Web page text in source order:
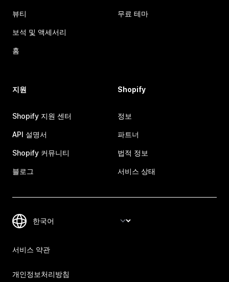
뷰티
보석 및 액세서리
홈
무료 테마
지원
Shopify 지원 센터
API 설명서
Shopify 커뮤니티
블로그
Shopify
정보
파트너
법적 정보
서비스 상태
서비스 약관
개인정보처리방침